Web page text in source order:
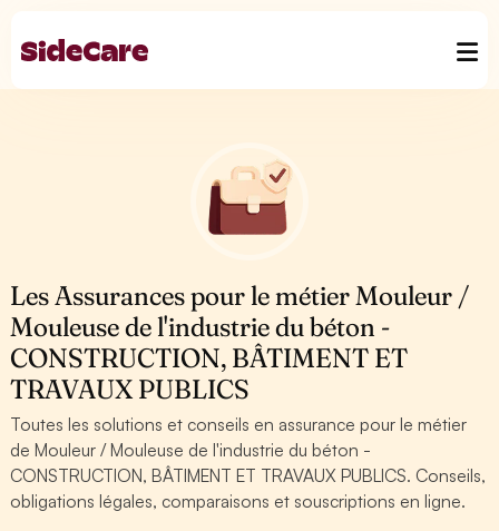
Les Assurances pour le métier Mouleur /
Mouleuse de l'industrie du béton -
CONSTRUCTION, BÂTIMENT ET
TRAVAUX PUBLICS
Toutes les solutions et conseils en assurance pour le métier
de Mouleur / Mouleuse de l'industrie du béton -
CONSTRUCTION, BÂTIMENT ET TRAVAUX PUBLICS. Conseils,
obligations légales, comparaisons et souscriptions en ligne.